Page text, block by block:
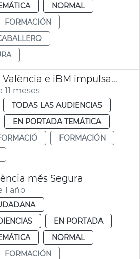
NORMAL
FORMACIÓN
Ayuntamiento València e iBM impulsan empleabilidad y formación tecnológica
meses
TODAS LAS AUDIENCIAS
EN PORTADA TEMÁTICA
FORMACIÓN
més Segura
1 año
EN PORTADA
NORMAL
FORMACIÓN